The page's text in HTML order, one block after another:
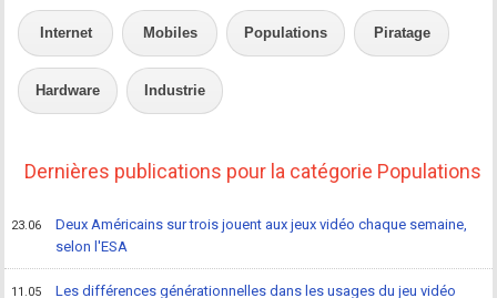
Internet Mobiles Populations Piratage
Hardware Industrie
Dernières publications pour la catégorie Populations
23.06
Deux Américains sur trois jouent aux jeux vidéo chaque semaine,
selon l'ESA
11.05 Les différences générationnelles dans les usages du jeu vidéo